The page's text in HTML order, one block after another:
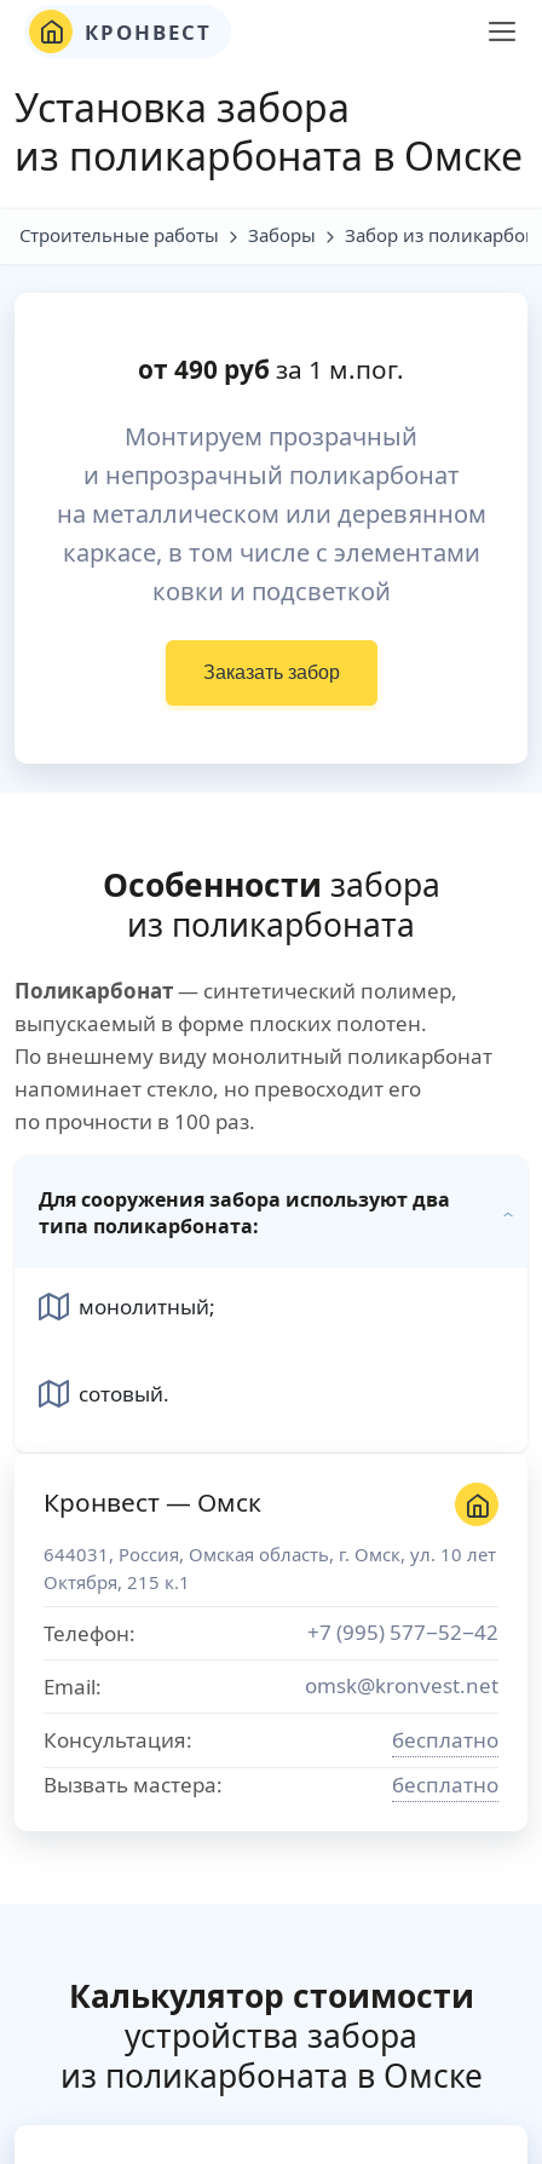
КРОНВЕСТ
Установка забора
из поликарбоната в Омске
Строительные работы Заборы Забор из
от 490 руб за 1 м.пог.
Монтируем прозрачный
и непрозрачный поликарбонат
на металлическом или деревянном
каркасе, в том числе с элементами
ковки и подсветкой
Заказать забор
Особенности забора
из поликарбоната
Поликарбонат— синтетический полимер,
выпускаемый в форме плоских полотен.
По внешнему виду монолитный поликарбонат
напоминает стекло, но превосходит его
по прочности в 100 раз.
Для сооружения забора используют два
типа поликарбоната:
монолитный;
сотовый.
Кронвест — Омск
644031 , Россия, Омская область, г. Омск, ул. 10 лет
Октября, 215 к.1
Телефон:
+7 (995) 577−52−42
Email:
omsk@kronvest.net
Консультация:
бесплатно
Вызвать мастера:
бесплатно
Калькулятор стоимости
устройства забора
из поликарбоната в Омске